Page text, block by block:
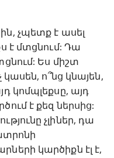
չպետք է ասել
է մտցնում: Դա
Ես միշտ
կասեն, ո՞նց կնայեն,
կոմպլեքսը, այդ
է քեզ ներսից:
չլիներ, դա
կարծիքն էլ է,